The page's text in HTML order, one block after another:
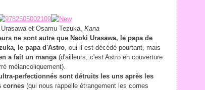
et Osamu Tezuka, Kana
ne sont autre que Naoki Urasawa, le papa de
le papa d'Astro, oui il est décédé pourtant, mais
a fait un manga (d'ailleurs, c'est Astro en couverture
mélancoliquement).
perfectionnés sont détruits les uns après les
cornes (qui nous rappelle étrangement les cornes